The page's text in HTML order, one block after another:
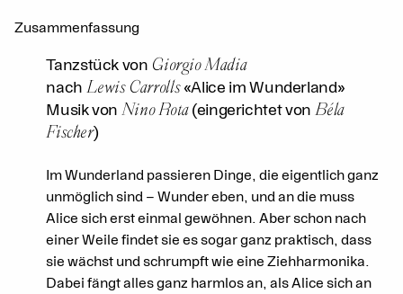
Zusammenfassung
Tanzstück von Giorgio Madia
nach Lewis Carrolls«Alice im Wunderland»
Musik von Nino Rota(eingerichtet von Béla
Fischer)
Im Wunderland passieren Dinge, die eigentlich ganz
unmöglich sind – Wunder eben, und an die muss
Alice sich erst einmal gewöhnen. Aber schon nach
einer Weile findet sie es sogar ganz praktisch, dass
sie wächst und schrumpft wie eine Ziehharmonika.
Dabei fängt alles ganz harmlos an, als Alice sich an